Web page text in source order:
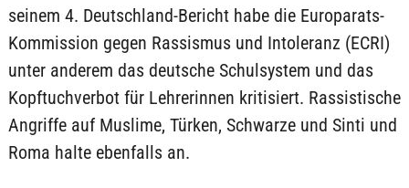
seinem 4. Deutschland-Bericht habe die Europarats-
Kommission gegen Rassismus und Intoleranz (ECRI)
unter anderem das deutsche Schulsystem und das
Kopftuchverbot für Lehrerinnen kritisiert. Rassistische
Angriffe auf Muslime, Türken, Schwarze und Sinti und
Roma halte ebenfalls an.